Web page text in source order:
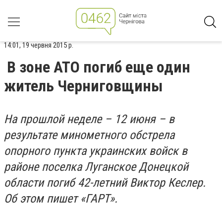
14:01, 19 червня 2015 р.
В зоне АТО погиб еще один
житель Черниговщины
На прошлой неделе – 12 июня – в
результате минометного обстрела
опорного пункта украинских войск в
районе поселка Луганское Донецкой
области погиб 42-летний Виктор Кеслер.
Об этом пишет «ГАРТ».